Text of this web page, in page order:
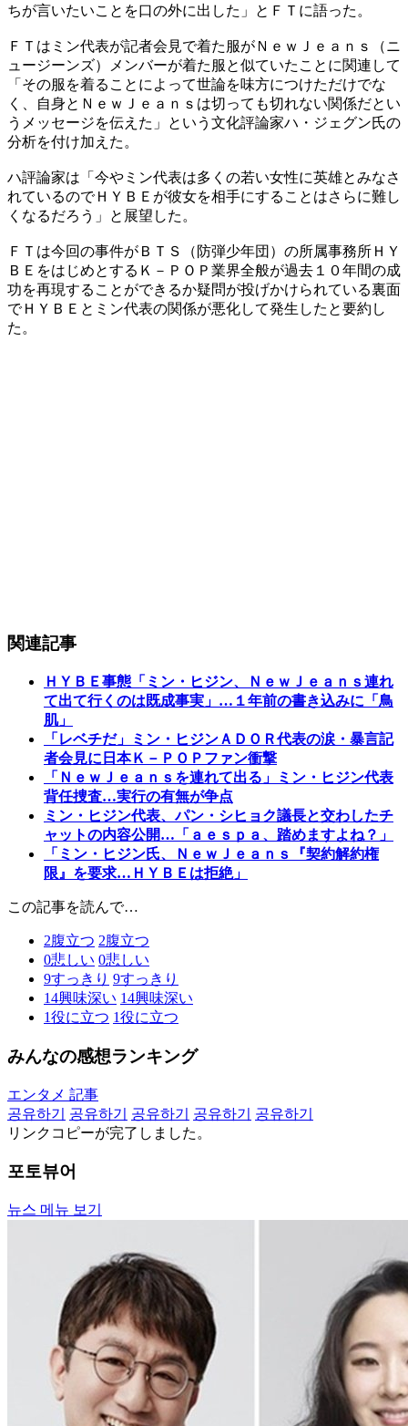
ちが言いたいことを口の外に出した」とＦＴに語った。
ＦＴはミン代表が記者会見で着た服がＮｅｗＪｅａｎｓ（ニ
ュージーンズ）メンバーが着た服と似ていたことに関連して
「その服を着ることによって世論を味方につけただけでな
く、自身とＮｅｗＪｅａｎｓは切っても切れない関係だとい
うメッセージを伝えた」という文化評論家ハ・ジェグン氏の
分析を付け加えた。
ハ評論家は「今やミン代表は多くの若い女性に英雄とみなさ
れているのでＨＹＢＥが彼女を相手にすることはさらに難し
くなるだろう」と展望した。
ＦＴは今回の事件がＢＴＳ（防弾少年団）の所属事務所ＨＹ
ＢＥをはじめとするＫ－ＰＯＰ業界全般が過去１０年間の成
功を再現することができるか疑問が投げかけられている裏面
でＨＹＢＥとミン代表の関係が悪化して発生したと要約し
た。
関連記事
ＨＹＢＥ事態「ミン・ヒジン、ＮｅｗＪｅａｎｓ連れ
て出て行くのは既成事実」…１年前の書き込みに「鳥
肌」
「レベチだ」ミン・ヒジンＡＤＯＲ代表の涙・暴言記
者会見に日本Ｋ－ＰＯＰファン衝撃
「ＮｅｗＪｅａｎｓを連れて出る」ミン・ヒジン代表
背任捜査…実行の有無が争点
ミン・ヒジン代表、パン・シヒョク議長と交わしたチ
ャットの内容公開…「ａｅｓｐａ、踏めますよね？」
「ミン・ヒジン氏、ＮｅｗＪｅａｎｓ『契約解約権
限』を要求…ＨＹＢＥは拒絶」
この記事を読んで…
2腹立つ 2腹立つ
0悲しい 0悲しい
9すっきり 9すっきり
14興味深い 14興味深い
1役に立つ 1役に立つ
みんなの感想ランキング
エンタメ 記事
공유하기
공유하기 공유하기 공유하기
공유하기
リンクコピーが完了しました。
포토뷰어
뉴스 메뉴 보기